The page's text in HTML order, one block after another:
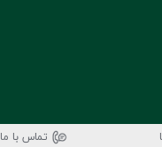
تماس با ما